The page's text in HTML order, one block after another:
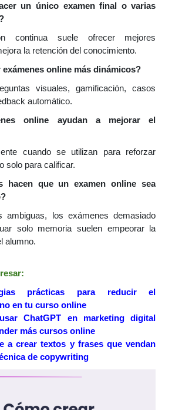
un único examen final o varias
continua suele ofrecer mejores
la retención del conocimiento.
exámenes online más dinámicos?
visuales, gamificación, casos
automático.
online ayudan a mejorar el
cuando se utilizan para reforzar
solo para calificar.
hacen que un examen online sea
ambiguas, los exámenes demasiado
solo memoria suelen empeorar la
alumno.
prácticas para reducir el
en tu curso online
ChatGPT en marketing digital
más cursos online
a crear textos y frases que vendan
de copywriting